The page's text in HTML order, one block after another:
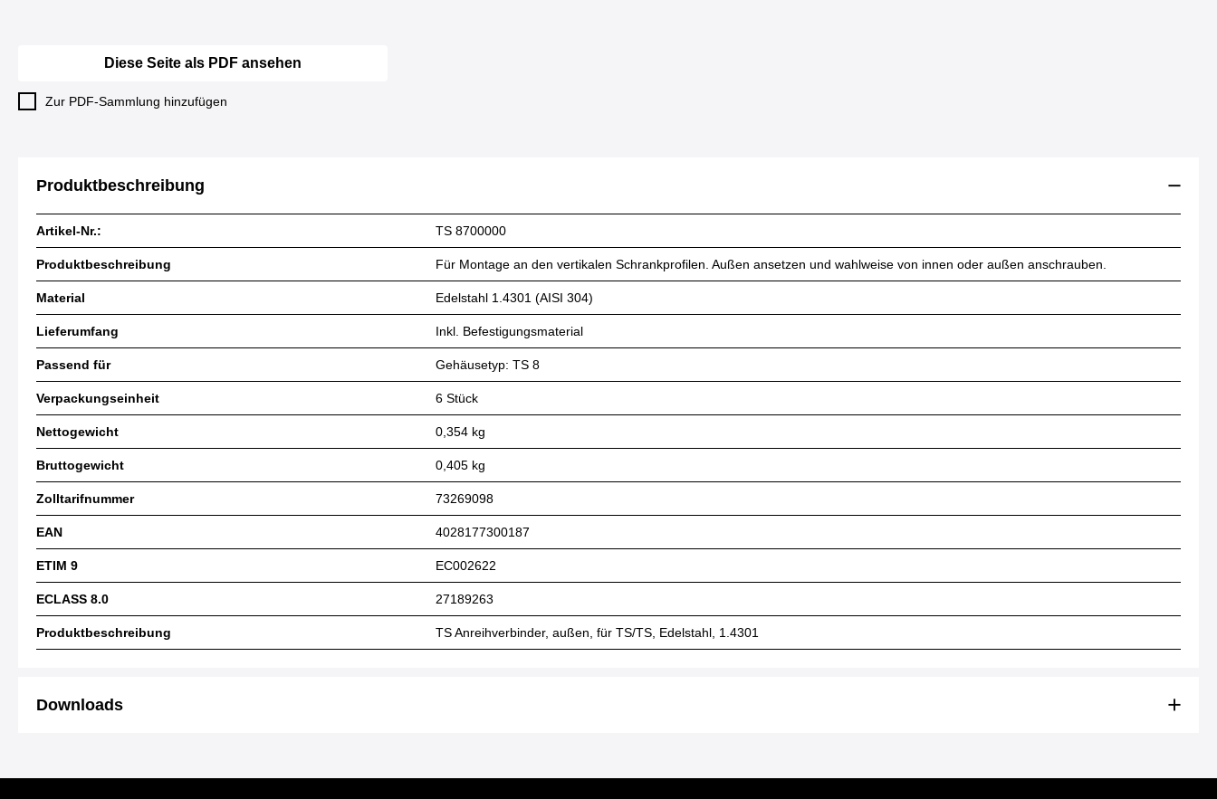
Diese Seite als PDF ansehen
Zur PDF-Sammlung hinzufügen
Produktbeschreibung
Artikel-Nr.: TS 8700000
Produktbeschreibung Für Montage an den vertikalen Schrankprofilen. Außen ansetzen und wahlweise von innen oder außen anschrauben.
Material Edelstahl 1.4301 (AISI 304)
Lieferumfang Inkl. Befestigungsmaterial
Passend für Gehäusetyp: TS 8
Verpackungseinheit 6 Stück
Nettogewicht 0,354 kg
Bruttogewicht 0,405 kg
Zolltarifnummer 73269098
EAN 4028177300187
ETIM 9 EC002622
ECLASS 8.0 27189263
Produktbeschreibung TS Anreihverbinder, außen, für TS/TS, Edelstahl, 1.4301
Downloads